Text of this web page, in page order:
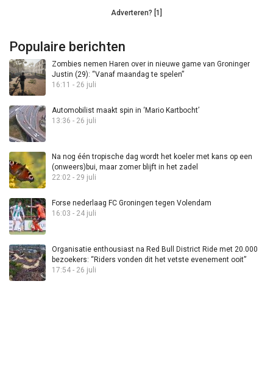
Adverteren? [1]
Populaire berichten
Zombies nemen Haren over in nieuwe game van Groninger
Justin (29): “Vanaf maandag te spelen”
16:11 - 26 juli
Automobilist maakt spin in ‘Mario Kartbocht’
13:36 - 26 juli
Na nog één tropische dag wordt het koeler met kans op een
(onweers)bui, maar zomer blijft in het zadel
22:02 - 29 juli
Forse nederlaag FC Groningen tegen Volendam
16:03 - 24 juli
Organisatie enthousiast na Red Bull District Ride met 20.000
bezoekers: “Riders vonden dit het vetste evenement ooit”
17:54 - 26 juli